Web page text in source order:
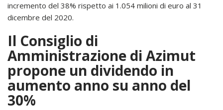
incremento del 38% rispetto ai 1.054 milioni di euro al 31
dicembre del 2020.
Il Consiglio di
Amministrazione di Azimut
propone un dividendo in
aumento anno su anno del
30%